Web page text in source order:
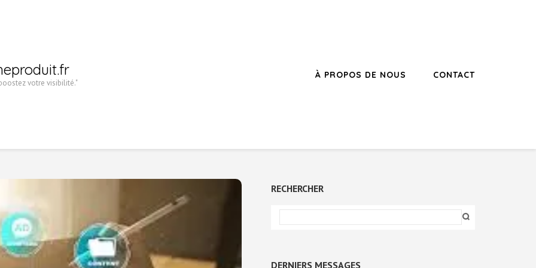
votre visibilité."
À PROPOS DE NOUS CONTACT
RECHERCHER
DERNIERS MESSAGES